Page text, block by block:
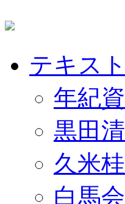
テキスト
年紀
黒田
久米
白馬